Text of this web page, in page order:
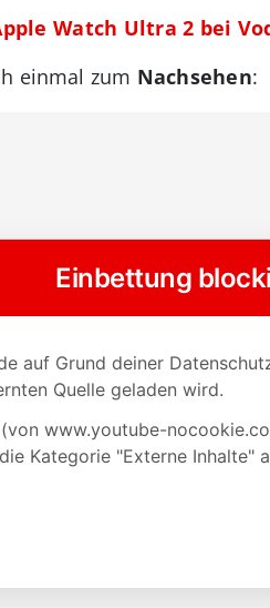
Watch Ultra 2 bei
einmal zum Nachsehen: